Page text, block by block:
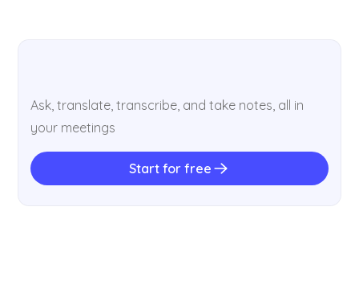
Ask, translate, transcribe, and take notes, all in
your meetings
Start for free